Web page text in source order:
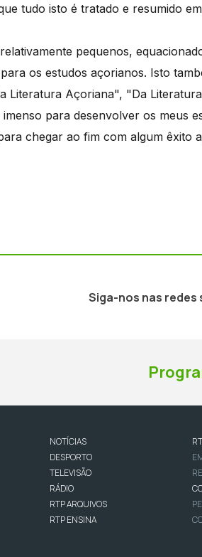
tudo isto é tratado e resumido
pequenos,
os estudos açorianos. Isto
Literatura Açoriana", "Da
para desenvolver os meus
chegar ao fim com algum êxito
Siga-nos nas redes
NOTÍCIAS
DESPORTO
TELEVISÃO
RÁDIO
RTP ARQUIVOS
RTP ENSINA